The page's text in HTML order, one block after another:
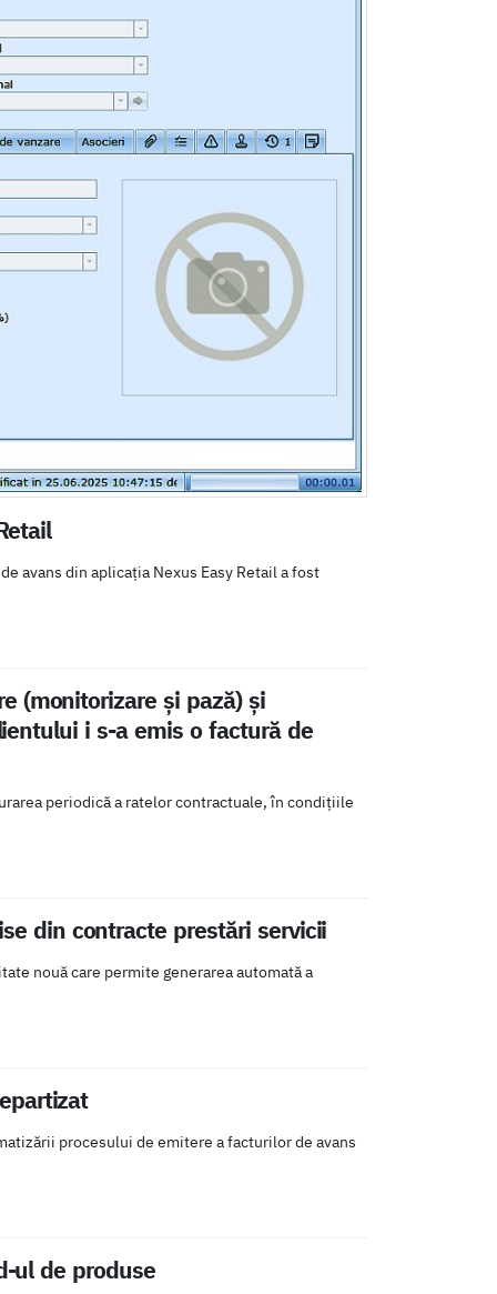
avans din aplicația Nexus Easy Retail a fost
(monitorizare şi pază) şi
i s-a emis o factură de
periodică a ratelor contractuale, în condiţiile
din contracte prestări servicii
nouă care permite generarea automată a
procesului de emitere a facturilor de avans
ul de produse